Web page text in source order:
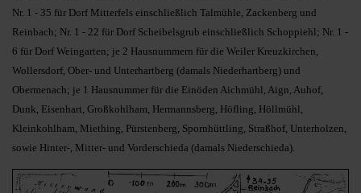
Nr. 1 - 35 für Dorf Mitterfels einschließlich Talmühle, Zackenberg und
Reinbach; Nr. 1 - 22 für Dorf Scheibelsgrub einschließlich Schoppiehl; Nr. 1 -
6 für Dorf Weingarten; je 2 Hausnummern für die Weiler Kreuzkirchen,
Wollersdorf, Ober- und Unterhartberg (damals Niederhartberg) und
Obermenach; je 1 Hausnummer für die Einöden Aichmühl, Aign, Auhof,
Dunk, Eisenhart, Großkohlham, Hermannsberg, Höfling, Höllmühl,
Kleinkohlham, Miething, Pürstenberg, Spornhüttling, Straßhof, Unterholzen,
sowie Hinter-, Mitter- und Vorderschieda (damals Niederschieda).